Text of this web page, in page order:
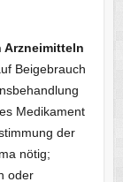
Arzneimitteln
Beigebrauch
Medikament
der
nötig;
oder